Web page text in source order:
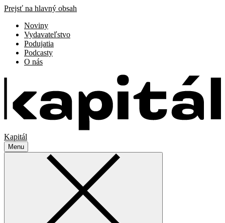
Prejsť na hlavný obsah
Noviny
Vydavateľstvo
Podujatia
Podcasty
O nás
Kapitál
Menu